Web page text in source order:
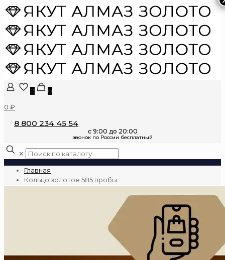
0
0
0 ₽
8 800 234 45 54
✕
Главная
Кольцо золотое 585 пробы